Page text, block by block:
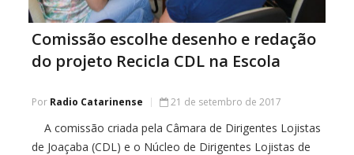
Comissão escolhe desenho e redação
do projeto Recicla CDL na Escola
Por Radio Catarinense 21 de setembro de 2017
A comissão criada pela Câmara de Dirigentes Lojistas
de Joaçaba (CDL) e o Núcleo de Dirigentes Lojistas de